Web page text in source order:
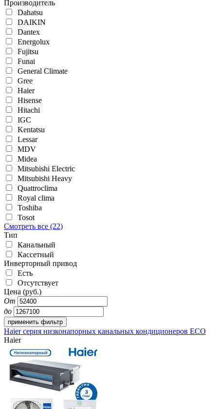
Производитель
Dahatsu
DAIKIN
Dantex
Energolux
Fujitsu
Funai
General Climate
Gree
Haier
Hisense
Hitachi
IGC
Kentatsu
Lessar
MDV
Midea
Mitsubishi Electric
Mitsubishi Heavy
Quattroclima
Royal clima
Toshiba
Tosot
Смотреть все (22)
Тип
Канальный
Кассетный
Инверторный привод
Есть
Отсутствует
Цена (руб.)
От
до
Haier серия низконапорных канальных кондиционеров ECO
Haier